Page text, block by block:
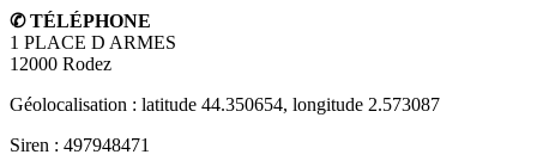
✆ TÉLÉPHONE
1 PLACE D ARMES
12000 Rodez
Géolocalisation : latitude 44.350654, longitude 2.573087
Siren : 497948471